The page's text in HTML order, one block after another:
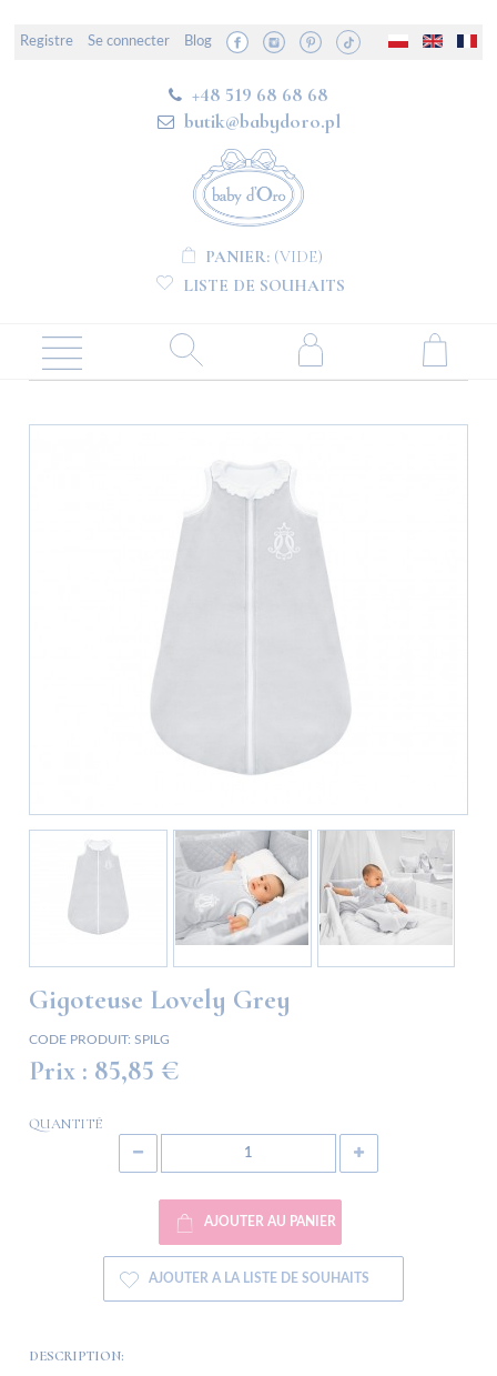
Registre Se connecter Blog
+48 519 68 68 68
butik@babydoro.pl
PANIER: (VIDE)
LISTE DE SOUHAITS
Gigoteuse Lovely Grey
CODE PRODUIT: SPILG
Prix : 85,85 €
QUANTITÉ
AJOUTER AU PANIER
AJOUTER A LA LISTE DE SOUHAITS
DESCRIPTION: